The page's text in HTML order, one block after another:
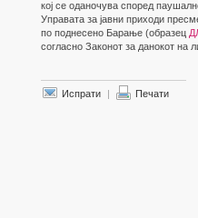
кој се оданочува според
Управата за јавни приходи
по поднесено Барање (образец
согласно Законот за данокот на
Испрати | Печати